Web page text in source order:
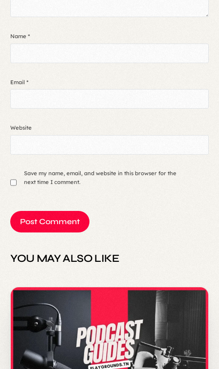
Name*
Email*
Website
Save my name, email, and website in this browser for the
next time I comment.
YOU MAY ALSO LIKE